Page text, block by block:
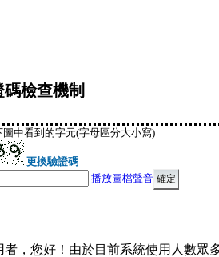
碼檢查機制
中看到的字元(字母區分大小寫)
更換驗證碼
播放圖檔聲音
者，您好！由於目前系統使用人數眾